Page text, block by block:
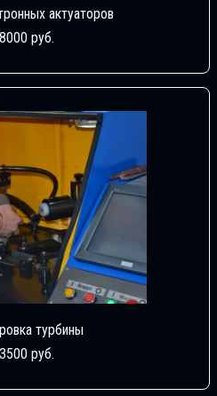
актуаторов
руб.
турбины
руб.